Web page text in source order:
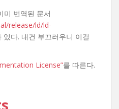
미 번역된 문서
release/ld/ld-
있다. 내건 부끄러우니 이걸
License”를 따른다.